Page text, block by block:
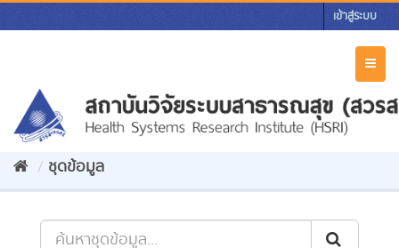
Skip
to
เข้าสู่ระบบ
ชุดข้อมูล